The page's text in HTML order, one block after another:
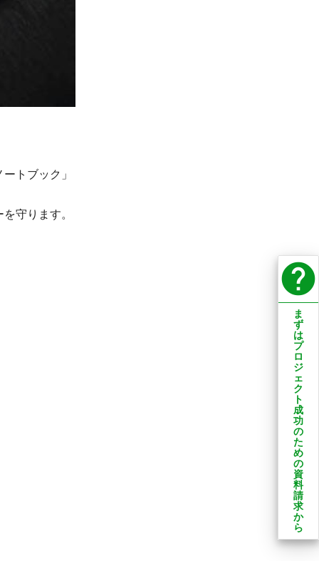
トブック」
守ります。
help
ま
ず
は
プ
ロ
ジ
ェ
ク
ト
成
功
の
た
め
の
資
料
請
求
か
ら